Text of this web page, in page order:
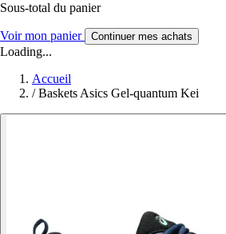
Sous-total du panier
Voir mon panier Continuer mes achats
Loading...
Accueil
/ Baskets Asics Gel-quantum Kei